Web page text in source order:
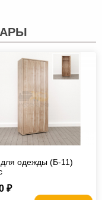
одежды (Б-11)
₽